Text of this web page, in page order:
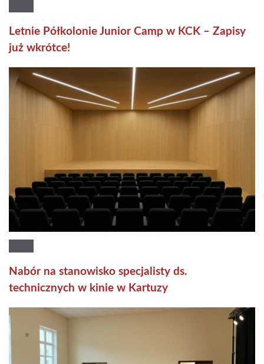
Letnie Półkolonie Junior Camp w KCK – Zapisy
już wkrótce!
Nabór na stanowisko specjalisty ds.
technicznych w kinie w Kartuzy